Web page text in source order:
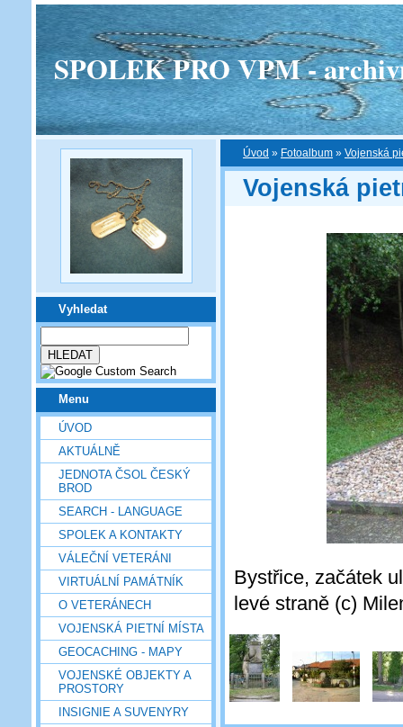
SPOLEK PRO VPM -
Vyhledat
Menu
ÚVOD
AKTUÁLNĚ
JEDNOTA ČSOL ČESKÝ
BROD
SEARCH - LANGUAGE
SPOLEK A KONTAKTY
VÁLEČNÍ VETERÁNI
VIRTUÁLNÍ PAMÁTNÍK
O VETERÁNECH
VOJENSKÁ PIETNÍ MÍSTA
GEOCACHING - MAPY
VOJENSKÉ OBJEKTY A
PROSTORY
INSIGNIE A SUVENYRY
Úvod » Fotoalbum » Vojenská
Vojenská
Bystřice, začátek
levé straně (c)